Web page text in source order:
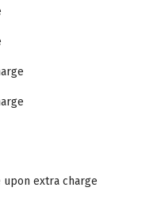
extra charge